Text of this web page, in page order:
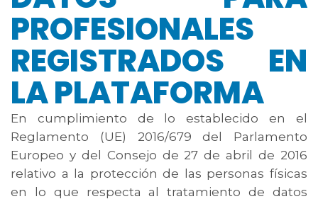
PROFESIONALES
REGISTRADOS EN
LA PLATAFORMA
En cumplimiento de lo establecido en el
Reglamento (UE) 2016/679 del Parlamento
Europeo y del Consejo de 27 de abril de 2016
relativo a la protección de las personas físicas
en lo que respecta al tratamiento de datos